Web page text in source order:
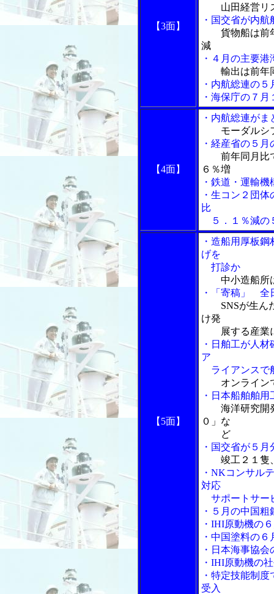
【3面】
山田経営リ
・国交省が内
貨物船は前
減
・４月の主要
輸出は前年
・内航総連の
・海保庁の７
【4面】
・内航総連が
モーダルシ
・経産省の５
前年同月比
６％増
・鉄道・運輸
・生コン２団
比
５．１％減の
【5面】
・造船用厚板
げを
打診か
中小造船所
・「寄稿」 全
SNSが生ん
け発
展する産業
・日舶工が人
ア
ライアンスで
オンライン
・日本船舶舶
海洋研究開
０」な
ど
・国交省が５
竣工２１隻
・NKコンサル
対応
サポートサー
・５月の中国
・IHI原動機の
・中国塗料の
・日本海事協
・IHI原動機の
・特定技能制
受入